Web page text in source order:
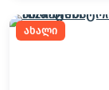
ახალი